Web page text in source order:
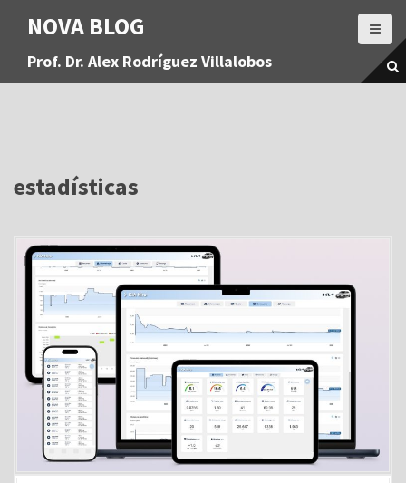
a
NOVA BLOG
Prof. Dr. Alex Rodríguez Villalobos
estadísticas